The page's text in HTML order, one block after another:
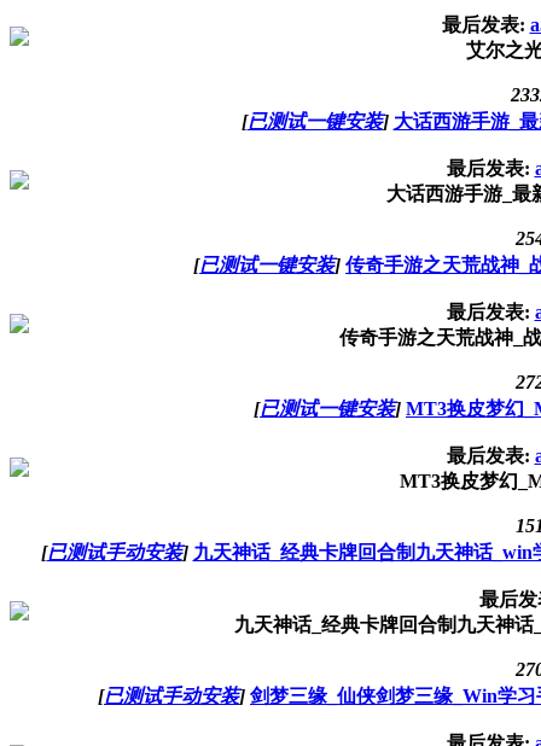
最后发表:
艾尔之
[已测试一键安装] 大话西游手游_
最后发表:
大话西游手游_最
[已测试一键安装] 传奇手游之天荒战神_
最后发表:
传奇手游之天荒战神_
[已测试一键安装] MT3换皮梦幻
最后发表:
MT3换皮梦幻
[已测试手动安装] 九天神话_经典卡牌回合制九天神话
最后
九天神话_经典卡牌回合制九天神
[已测试手动安装] 剑梦三缘_仙侠剑梦三缘_Win学